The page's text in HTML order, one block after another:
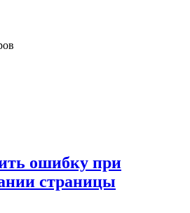
ошибку при
страницы